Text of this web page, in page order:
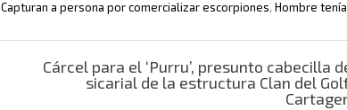
Capturan a persona por comercializar escorpiones, Hombre tenía
Cárcel para el ‘Purru’, presunto cabecilla
sicarial de la estructura Clan del